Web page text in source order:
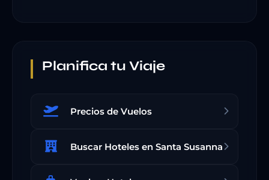
Planifica tu Viaje
Precios de Vuelos
Buscar Hoteles en Santa Susanna